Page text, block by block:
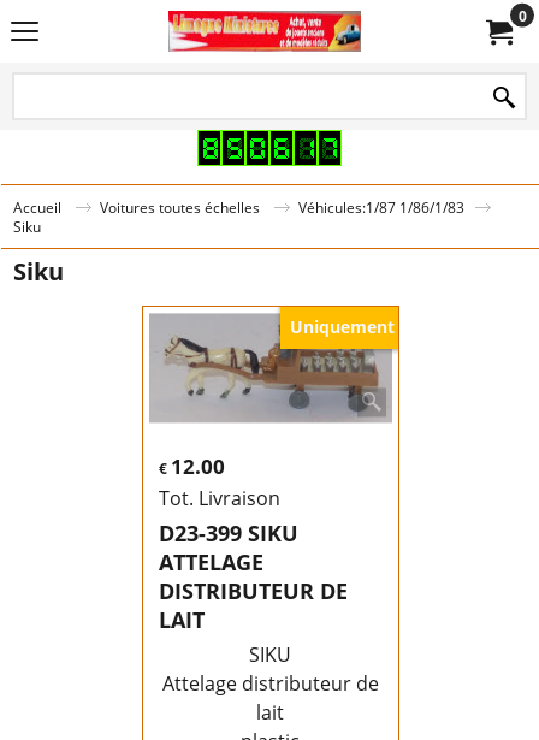
0
Accueil Voitures toutes échelles
Véhicules:1/87 1/86/1/83
Siku
Siku
Uniquement
€ 12.00
Tot. Livraison
D23-399 SIKU
ATTELAGE
DISTRIBUTEUR DE
LAIT
SIKU
Attelage distributeur de
lait